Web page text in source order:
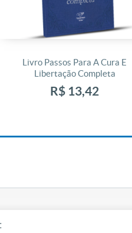
Livro Passos Para A Cura E
Libertação Completa
R$ 13,42